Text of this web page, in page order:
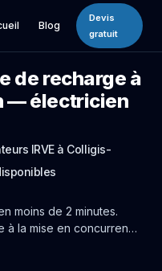
Blog
Devis
gratuit
de recharge à
— électricien
IRVE à Colligis-
moins de 2 minutes.
la mise en concurrence